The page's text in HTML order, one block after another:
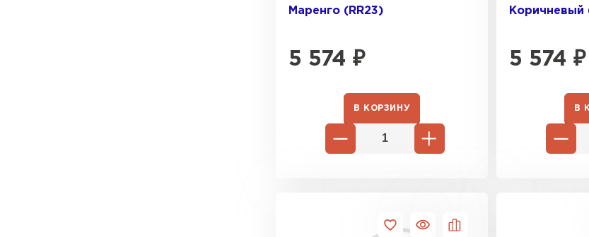
Маренго (RR23)
5 574 ₽
В КОРЗИНУ
Коричневый
5 574 ₽
В